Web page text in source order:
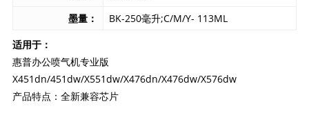
墨量：
BK-250毫升;C/M/Y- 113ML
适用于：
惠普办公喷气机专业版
X451dn/451dw/X551dw/X476dn/X476dw/X576dw
产品特点：全新兼容芯片